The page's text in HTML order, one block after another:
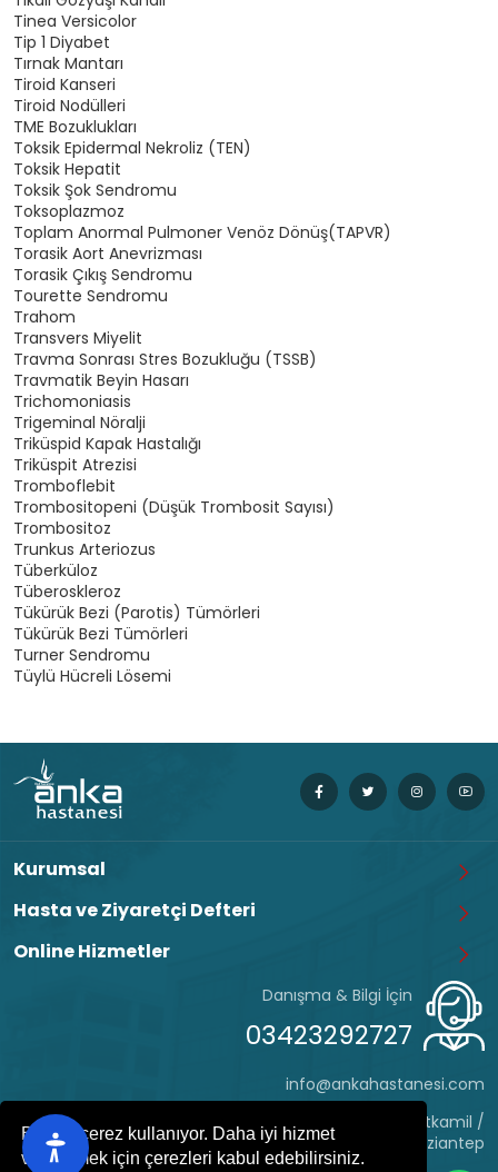
Bu site çerez kullanıyor. Daha iyi hizmet
verebilmek için çerezleri kabul edebilirsiniz.
Tinea Versicolor
Tip 1 Diyabet
Tırnak Mantarı
Tiroid Kanseri
Tiroid Nodülleri
TME Bozuklukları
Toksik Epidermal Nekroliz (TEN)
Toksik Hepatit
Toksik Şok Sendromu
Toksoplazmoz
Toplam Anormal Pulmoner Venöz Dönüş(TAPVR)
Torasik Aort Anevrizması
Torasik Çıkış Sendromu
Tourette Sendromu
Trahom
Transvers Miyelit
Travma Sonrası Stres Bozukluğu (TSSB)
Travmatik Beyin Hasarı
Trichomoniasis
Trigeminal Nöralji
Triküspid Kapak Hastalığı
Triküspit Atrezisi
Tromboflebit
Trombositopeni (Düşük Trombosit Sayısı)
Trombositoz
Trunkus Arteriozus
Tüberküloz
Tüberoskleroz
Tükürük Bezi (Parotis) Tümörleri
Tükürük Bezi Tümörleri
Turner Sendromu
Tüylü Hücreli Lösemi
Kurumsal
Hasta ve Ziyaretçi Defteri
Online Hizmetler
Danışma & Bilgi İçin
03423292727
info@ankahastanesi.com
Eyüp Sultan Mh. Hafız Tevfik Cd. No:162 Şehitkamil /
Gaziantep